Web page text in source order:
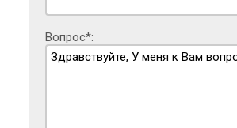
Вопрос*: